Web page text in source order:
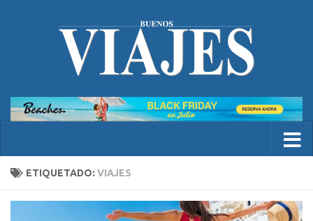
ETIQUETADO: VIAJES